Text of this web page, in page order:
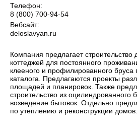
Телефон:
8 (800) 700-94-54
Вебсайт:
deloslavyan.ru
Компания предлагает строительство
коттеджей для постоянного
клееного и профилированного бруса
каталога. Предлагаются проекты
площадей и планировок. Также
строительство из оцилиндрованного
возведение бытовок. Отдельно
по утеплению и реконструкции домов.